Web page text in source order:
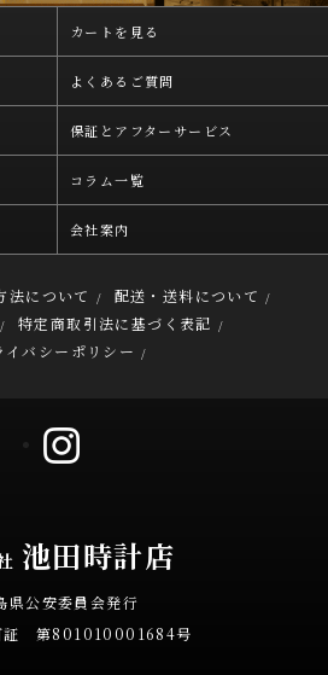
カートを見る
よくあるご質問
保証とアフターサービス
コラム一覧
会社案内
法について / 配送・送料について /
/ 特定商取引法に基づく表記 /
イバシーポリシー /
池田時計店
県公安委員会発行
証 第801010001684号